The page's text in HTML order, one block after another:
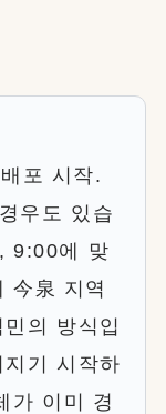
포 시작.
우도 있습
9:00에 맞
今泉 지역
의 방식입
기 시작하
가 이미 경